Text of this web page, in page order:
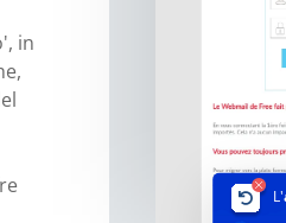
in
L'